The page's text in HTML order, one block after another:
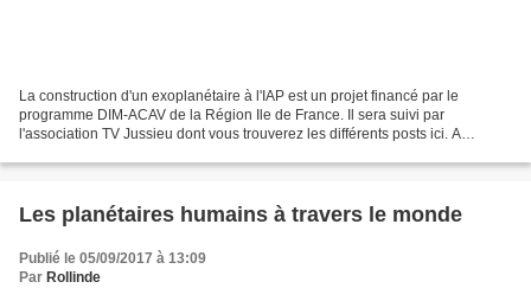
La construction d'un exoplanétaire à l'IAP est un projet financé par le
programme DIM-ACAV de la Région Ile de France. Il sera suivi par
l'association TV Jussieu dont vous trouverez les différents posts ici. A
Les planétaires humains à travers le monde
Publié le 05/09/2017 à 13:09
Par Rollinde